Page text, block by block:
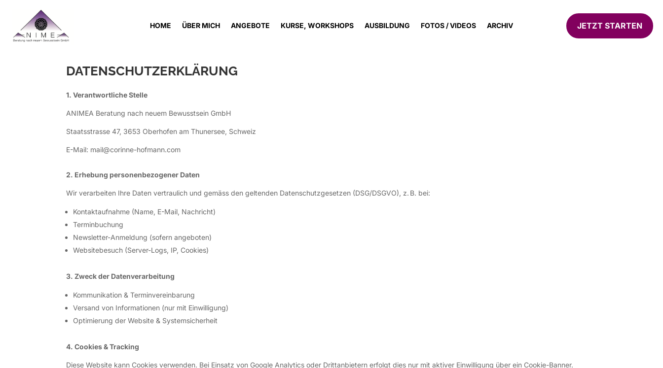
HOME ÜBER MICH ANGEBOTE KURSE, WORKSHOPS AUSBILDUNG FOTOS / VIDEOS ARCHIV JETZT STARTEN
DATENSCHUTZERKLÄRUNG
1. Verantwortliche Stelle
ANIMEA Beratung nach neuem Bewusstsein GmbH
Staatsstrasse 47, 3653 Oberhofen am Thunersee, Schweiz
E-Mail: mail@corinne-hofmann.com
2. Erhebung personenbezogener Daten
Wir verarbeiten Ihre Daten vertraulich und gemäss den geltenden Datenschutzgesetzen (DSG/DSGVO), z. B. bei:
Kontaktaufnahme (Name, E-Mail, Nachricht)
Terminbuchung
Newsletter-Anmeldung (sofern angeboten)
Websitebesuch (Server-Logs, IP, Cookies)
3. Zweck der Datenverarbeitung
Kommunikation & Terminvereinbarung
Versand von Informationen (nur mit Einwilligung)
Optimierung der Website & Systemsicherheit
4. Cookies & Tracking
Diese Website kann Cookies verwenden. Bei Einsatz von Google Analytics oder Drittanbietern erfolgt dies nur mit aktiver Einwilligung über ein Cookie-Banner.